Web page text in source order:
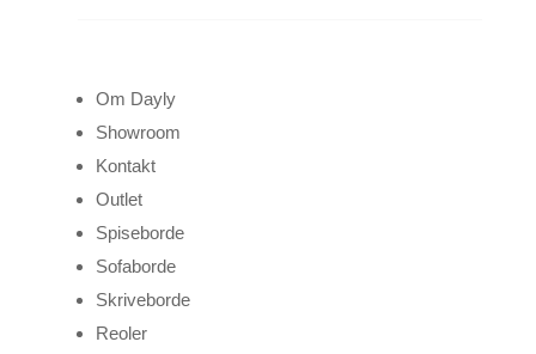
Om Dayly
Showroom
Kontakt
Outlet
Spiseborde
Sofaborde
Skriveborde
Reoler